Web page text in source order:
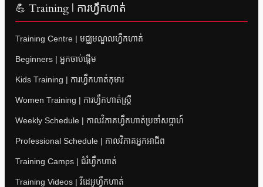
💪 Training | ការហ្វឹកហាត់
Training Centre | មជ្ឈមណ្ឌលហ្វឹកហាត់
Beginners | អ្នកចាប់ផ្តើម
Kids Training | ការហ្វឹកហាត់កុមារ
Women Training | ការហ្វឹកហាត់ស្ត្រី
Weekly Schedule | កាលវិភាគហ្វឹកហាត់ប្រចាំសប្តាហ៍
Professional Schedule | កាលវិភាគអ្នកអាជីព
Training Camps | ជំរំហ្វឹកហាត់
Training Videos | វីដេអូហ្វឹកហាត់